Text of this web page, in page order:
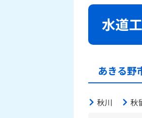
水道
あきる野
秋川 秋